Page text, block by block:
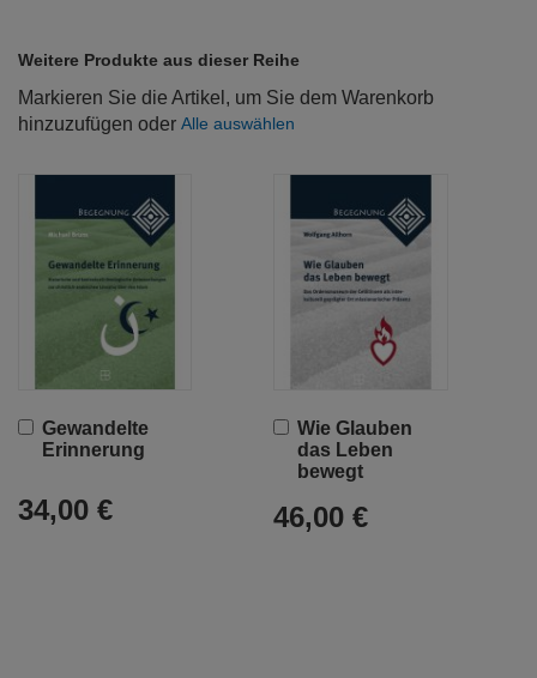
Weitere Produkte aus dieser Reihe
Markieren Sie die Artikel, um Sie dem Warenkorb
hinzuzufügen oder Alle auswählen
Gewandelte
Erinnerung
34,00 €
In
den
Wie Glauben
das Leben
bewegt
46,00 €
In
den
Warenkorb